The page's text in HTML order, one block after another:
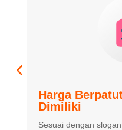
Harga
Dimiliki
Sesuai dengan